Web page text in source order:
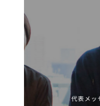
代表メッ